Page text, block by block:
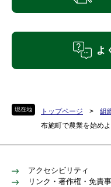
現在地 トップページ > 組
布施町で農業を始めよ
よ
アクセシビリティ
リンク・著作権・免責